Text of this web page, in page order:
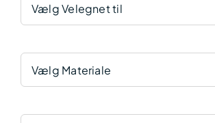
Vælg Velegnet til
Vælg Materiale